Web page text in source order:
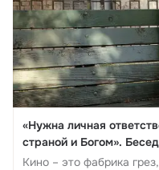
«Нужна личная
страной и Богом».
Православие.Ru
Кино – это фабрика